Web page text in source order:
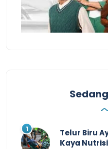
Telur Biru
Kaya Nutrisi